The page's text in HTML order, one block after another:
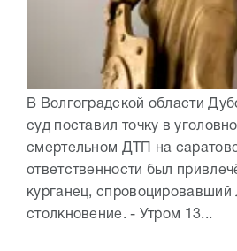
В Волгоградской области
суд поставил точку в
смертельном ДТП на
ответственности был
курганец, спровоцировавший
столкновение. - Утром 13...